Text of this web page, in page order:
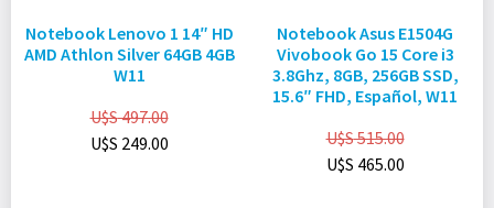
Notebook Lenovo 1 14″ HD
AMD Athlon Silver 64GB 4GB
W11
U$S497.00
U$S 249.00
Notebook Asus E1504G
Vivobook Go 15 Core i3
3.8Ghz, 8GB, 256GB SSD,
15.6″ FHD, Español, W11
U$S515.00
U$S 465.00